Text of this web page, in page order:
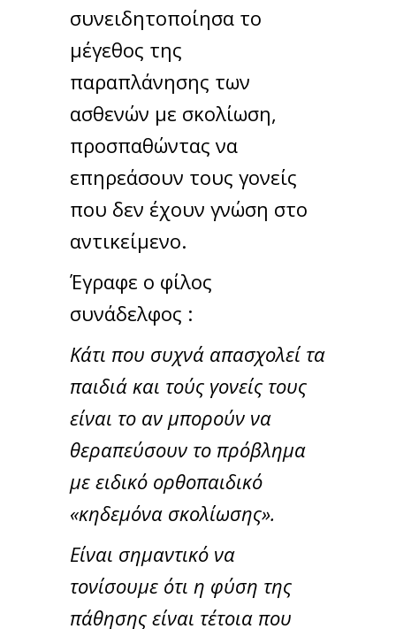
συνειδητοποίησα το
μέγεθος της
παραπλάνησης των
ασθενών με σκολίωση,
προσπαθώντας να
επηρεάσουν τους γονείς
που δεν έχουν γνώση στο
αντικείμενο.
Έγραφε ο φίλος
συνάδελφος :
Κάτι που συχνά απασχολεί τα
παιδιά και τούς γονείς τους
είναι το αν μπορούν να
θεραπεύσουν το πρόβλημα
με ειδικό ορθοπαιδικό
«κηδεμόνα σκολίωσης».
Είναι σημαντικό να
τονίσουμε ότι η φύση της
πάθησης είναι τέτοια που